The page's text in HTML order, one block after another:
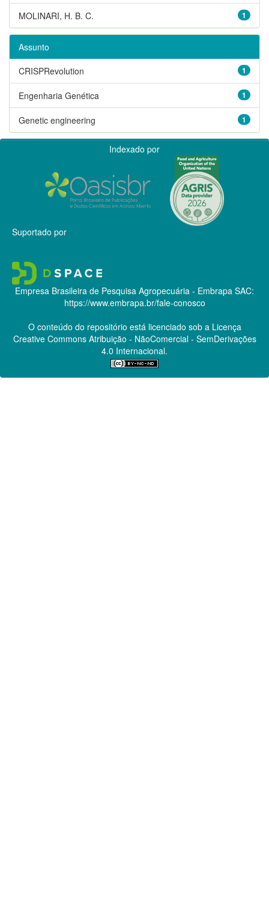
1
MOLINARI, H. B. C.
Assunto
1
CRISPRevolution
1
Engenharia Genética
1
Genetic engineering
Indexado por
Suportado por
Empresa Brasileira de Pesquisa Agropecuária - Embrapa SAC:
https://www.embrapa.br/fale-conosco
O conteúdo do repositório está licenciado sob a Licença
Creative CommonsAtribuição - NãoComercial - SemDerivações
4.0 Internacional.